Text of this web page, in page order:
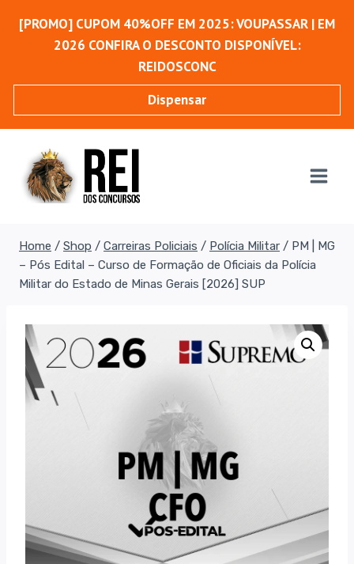
para[PROMO] CUPOM 40%OFF EM 2025: VOUPASSAR | EM
2026 CONFIRA O DESCONTO DISPONÍVEL:
REIDOSCONC
Dispensar
Home / Shop / Carreiras Policiais / Polícia Militar / PM | MG
– Pós Edital – Curso de Formação de Oficiais da Polícia
Militar do Estado de Minas Gerais [2026] SUP